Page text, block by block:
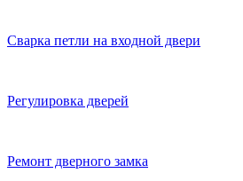
Сварка петли на входной двери
Регулировка дверей
Ремонт дверного замка